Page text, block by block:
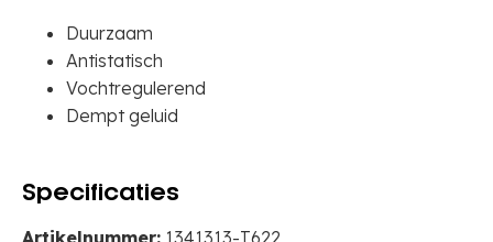
Duurzaam
Antistatisch
Vochtregulerend
Dempt geluid
Specificaties
Artikelnummer: 1341313-T622